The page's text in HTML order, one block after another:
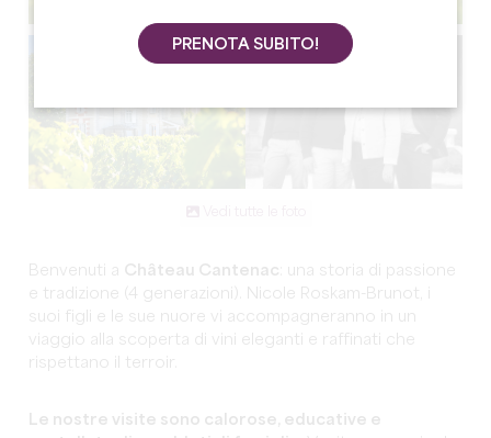
Benvenuti a Château Cantenac : una storia di passione
e tradizione (4 generazioni). Nicole Roskam-Brunot, i
suoi figli e le sue nuore vi accompagneranno in un
viaggio alla scoperta di vini eleganti e raffinati che
rispettano il terroir.
Le nostre visite sono calorose, educative e
PRENOTA SUBITO!